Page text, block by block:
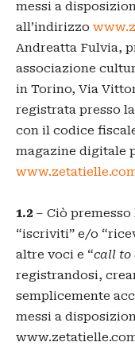
messi a
all’indirizzo
Andreatta Fulvia,
associazione
in Torino, Via
registrata presso
con il codice
magazine digitale
1.2 – Ciò
“iscriviti” e/o
altre voci e “call to
registrandosi,
semplicemente
messi a